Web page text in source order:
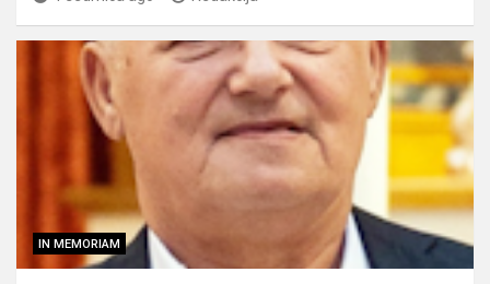
IN MEMORIAM